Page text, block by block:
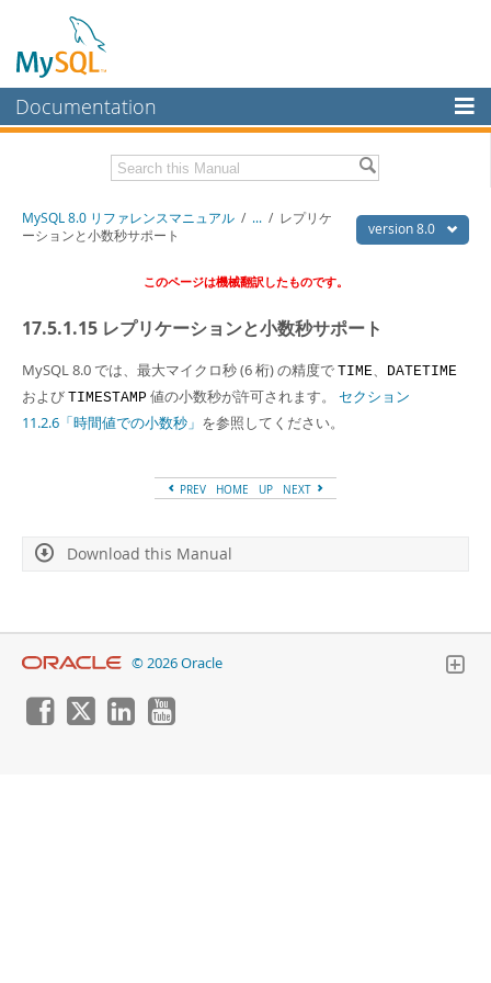
Documentation
MySQL Enterprise
Workbench
Connectors
More
MySQL.com
Download this Manual version 8.0
MySQL 8.0 リファレンスマニュアル / ... / レプリケ
ーションと小数秒サポート
このページは機械翻訳したものです。
17.5.1.15 レプリケーションと小数秒サポート
MySQL 8.0 では、最大マイクロ秒 (6 桁) の精度で TIME、 DATETIME
および TIMESTAMP 値の小数秒が許可されます。 セクション
11.2.6「時間値での小数秒」 を参照してください。
PREV HOME UP NEXT
Download this Manual
© 2026 Oracle